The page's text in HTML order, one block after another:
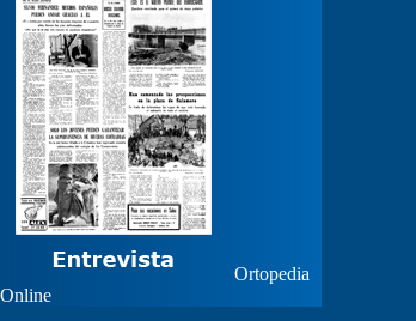
Ortopedia
Online